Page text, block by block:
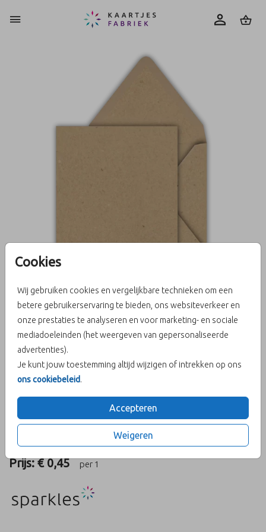
Cookies
Wij gebruiken cookies en vergelijkbare technieken om een
betere gebruikerservaring te bieden, ons websiteverkeer en
onze prestaties te analyseren en voor marketing- en sociale
mediadoeleinden (het weergeven van gepersonaliseerde
advertenties).
Je kunt jouw toestemming altijd wijzigen of intrekken op ons
ons cookiebeleid.
Accepteren
Weigeren
Zand (recycled) 12 X12
Aantal x 1 Prijs:€ 0,45
OMSCHRIJVING
Prijs:€ 0,45 per 1